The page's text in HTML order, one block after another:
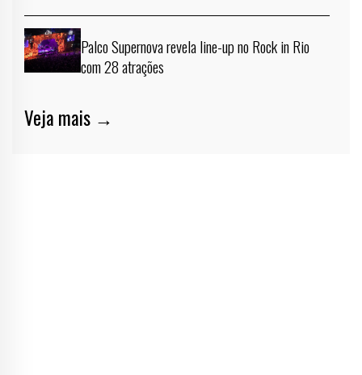
Palco Supernova revela line-up no Rock in Rio
com 28 atrações
Veja mais →